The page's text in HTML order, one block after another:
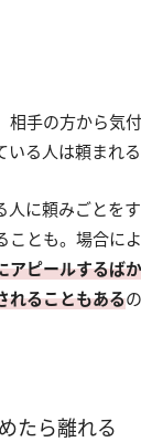
相手の方から気
る人は頼まれる
人に頼みごとを
とも。場合によ
アピールするば
れることもある
たら離れる